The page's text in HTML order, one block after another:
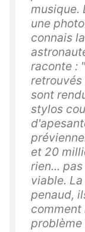
musique.
une
connais
raconte :
sont
stylos
et 20
rien...
viable.
penaud,
comment
problème